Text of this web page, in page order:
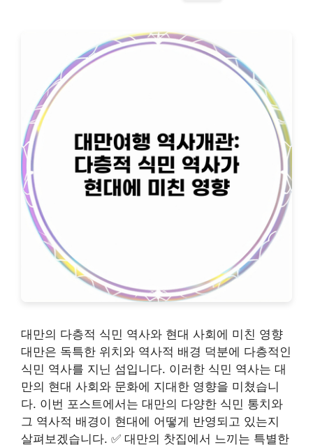
대만의 다층적 식민 역사와 현대 사회에 미친 영향
대만은 독특한 위치와 역사적 배경 덕분에 다층적인
식민 역사를 지닌 섬입니다. 이러한 식민 역사는 대
만의 현대 사회와 문화에 지대한 영향을 미쳤습니
다. 이번 포스트에서는 대만의 다양한 식민 통치와
그 역사적 배경이 현대에 어떻게 반영되고 있는지
살펴보겠습니다. ✅ 대만의 찻집에서 느끼는 특별한